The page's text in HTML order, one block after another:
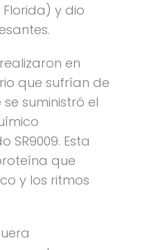
Florida) y dio
en
que sufrían de
suministró el
SR9009. Esta
que
y los ritmos